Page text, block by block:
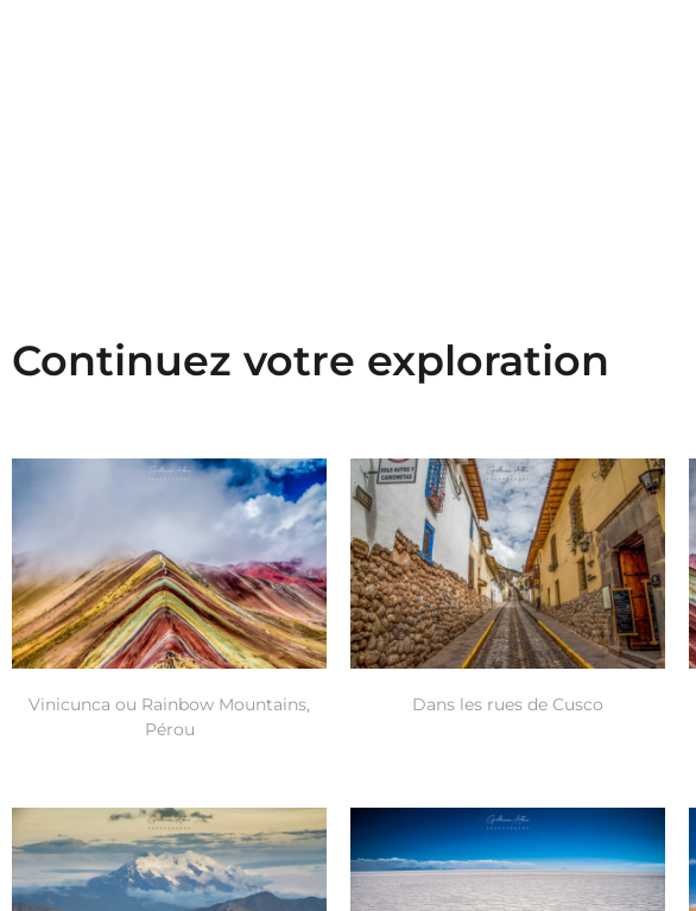
Continuez votre exploration
Vinicunca ou Rainbow Mountains,
Pérou
Dans les rues de Cusco